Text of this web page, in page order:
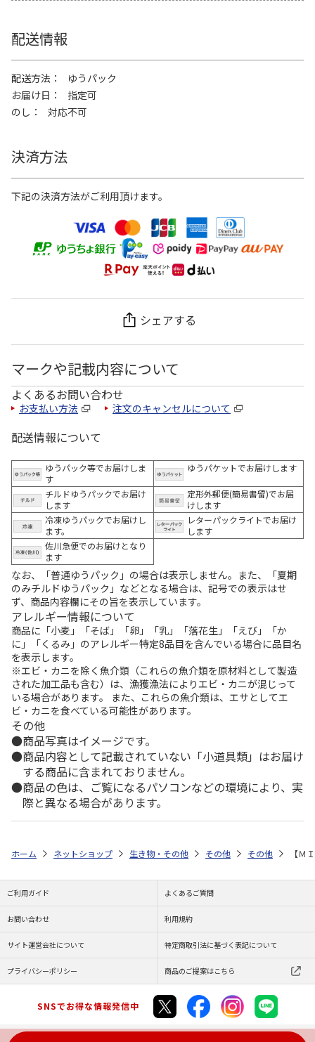
配送情報
配送方法
ゆうパック
お届け日
指定可
のし
対応不可
決済方法
下記の決済方法がご利用頂けます。
シェアする
マークや記載内容について
よくあるお問い合わせ
お支払い方法 注文のキャンセルについて
配送情報について
ゆうパック等でお届けしま
す
ゆうパケットでお届けします
チルドゆうパックでお届け
します
定形外郵便(簡易書留)でお届
けします
冷凍ゆうパックでお届けし
ます。
レターパックライトでお届け
します
佐川急便でのお届けとなり
ます
なお、「普通ゆうパック」の場合は表示しません。また、「夏期
のみチルドゆうパック」などとなる場合は、記号での表示はせ
ず、商品内容欄にその旨を表示しています。
アレルギー情報について
商品に「小麦」「そば」「卵」「乳」「落花生」「えび」「か
に」「くるみ」のアレルギー特定8品目を含んでいる場合に品目名
を表示します。
※エビ・カニを除く魚介類（これらの魚介類を原材料として製造
された加工品も含む）は、漁獲漁法によりエビ・カニが混じって
いる場合があります。 また、これらの魚介類は、エサとしてエ
ビ・カニを食べている可能性があります。
その他
商品写真はイメージです。
商品内容として記載されていない「小道具類」はお届け
する商品に含まれておりません。
商品の色は、ご覧になるパソコンなどの環境により、実
際と異なる場合があります。
ホーム ネットショップ 生き物・その他 その他 その他 【Ｍ
ご利用ガイド よくあるご質問
お問い合わせ 利用規約
サイト運営会社について 特定商取引法に基づく表記について
プライバシーポリシー 商品のご提案はこちら
SNSでお得な情報発信中